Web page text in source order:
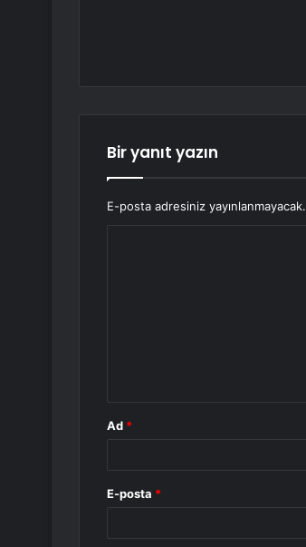
Bir yanıt yazın
E-posta adresiniz yayınlanmayacak.
Ad *
E-posta *